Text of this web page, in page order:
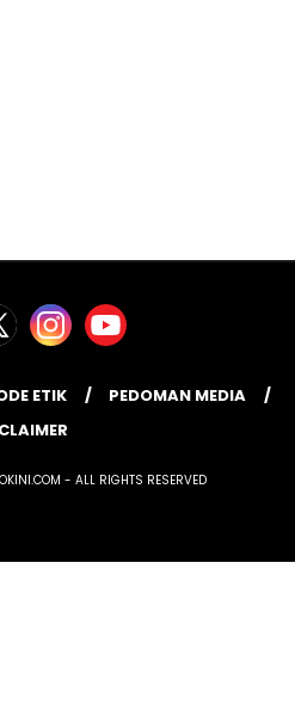
ETIK
PEDOMAN MEDIA
- ALL RIGHTS RESERVED